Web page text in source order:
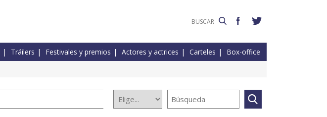
Tráilers Festivales y premios Actores y actrices Carteles Box-office